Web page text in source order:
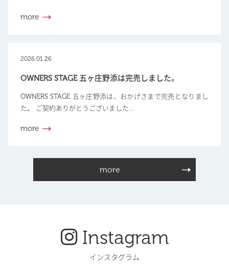
more
2026.01.26
OWNERS STAGE 五ヶ庄野添は完売しました。
OWNERS STAGE 五ヶ庄野添は、おかげさまで完売となりまし
た。 ご契約ありがとうございました...
more
more
Instagram
インスタグラム